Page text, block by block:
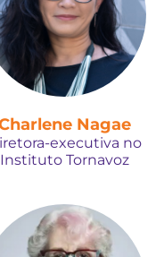
Nagae
executiva no
Instituto Tornavoz